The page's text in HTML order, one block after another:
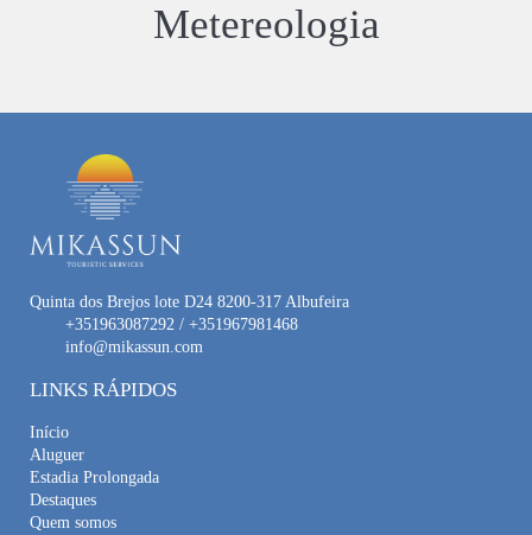
Metereologia
Quinta dos Brejos lote D24 8200-317 Albufeira
+351963087292 / +351967981468
info@mikassun.com
LINKS RÁPIDOS
Início
Aluguer
Estadia Prolongada
Destaques
Quem somos